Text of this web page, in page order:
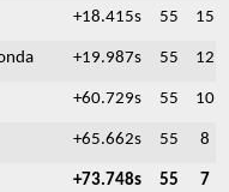
+18.415s 55 15
+19.987s 55 12
+60.729s 55 10
+65.662s 55 8
+73.748s 55 7